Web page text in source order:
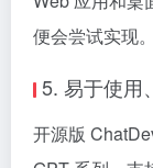
便会尝试实现。
5. 易于使用
开源版